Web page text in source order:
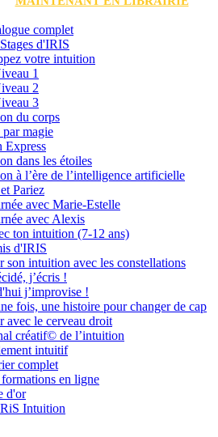
complet
d'IRIS
votre intuition
1
2
3
du corps
magie
Express
dans les étoiles
à l’ère de l’intelligence artificielle
Pariez
avec Marie-Estelle
avec Alexis
ton intuition (7-12 ans)
d'IRIS
son intuition avec les constellations
j’écris !
j’improvise !
fois, une histoire pour changer de cap
avec le cerveau droit
créatif© de l’intuition
intuitif
complet
en ligne
d'or
Intuition